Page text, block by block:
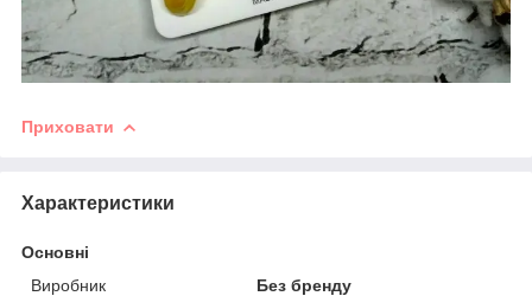
Приховати
Характеристики
Основні
Виробник
Без бренду